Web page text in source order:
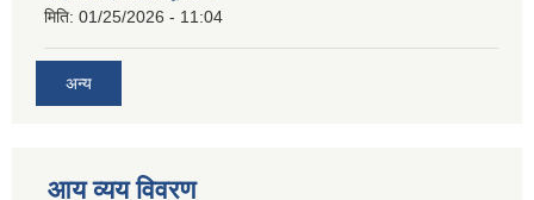
मिति: 01/25/2026 - 11:04
अन्य
आय व्यय विवरण